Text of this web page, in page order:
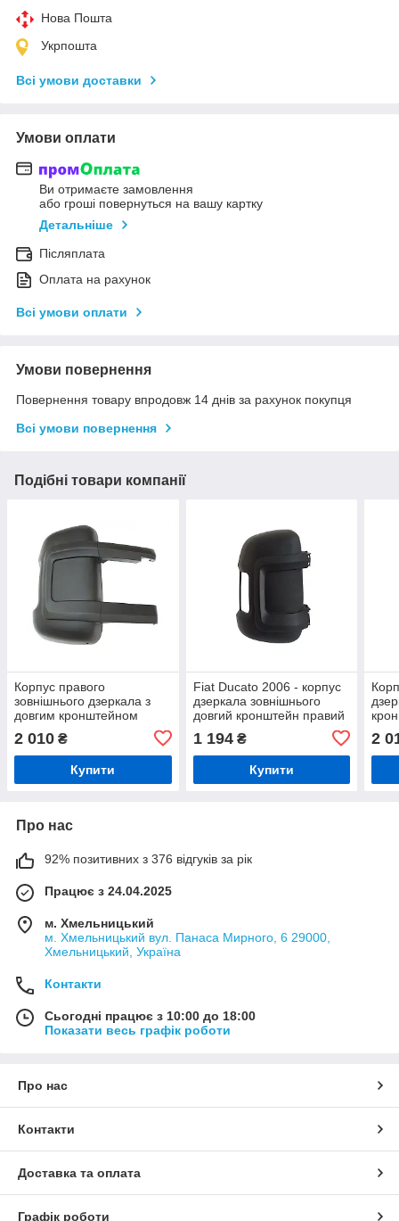
Нова Пошта
Укрпошта
Всі умови доставки
Умови оплати
Ви отримаєте замовлення
або гроші повернуться на вашу картку
Детальніше
Післяплата
Оплата на рахунок
Всі умови оплати
Умови повернення
Повернення товару впродовж 14 днів за рахунок покупця
Всі умови повернення
Подібні товари компанії
Корпус правого
зовнішнього дзеркала з
довгим кронштейном
Citroen Jumper, Peugeot
Boxer 2006–
2 010 ₴
Купити
Fiat Ducato 2006 - корпус
дзеркала зовнішнього
довгий кронштейн правий
1 194₴
Купити
2
Про нас
92% позитивних з 376 відгуків за рік
Працює з 24.04.2025
м. Хмельницький
м. Хмельницький вул. Панаса Мирного, 6 29000,
Хмельницький, Україна
Контакти
Сьогодні працює з 10:00 до 18:00
Показати весь графік роботи
Про нас
Контакти
Доставка та оплата
Графік роботи